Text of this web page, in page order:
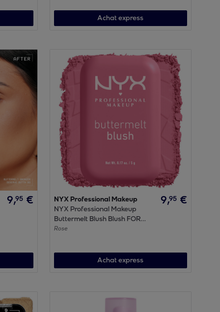
Achat express
9,95 €
NYX Professional Makeup
NYX Professional Makeup
Buttermelt Blush Blush FOR
THE BUTTA
Rose
9,95 €
Achat express